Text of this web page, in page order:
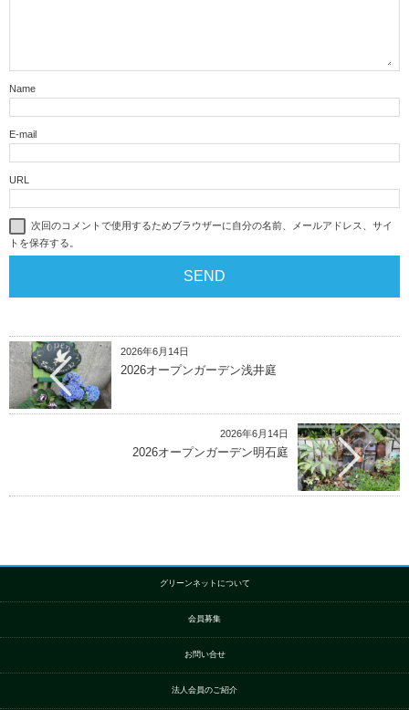
Name
E-mail
URL
次回のコメントで使用するためブラウザーに自分の名前、メールアドレス、サイ
トを保存する。
2026年6月14日
2026オープンガーデン浅井庭
2026年6月14日
2026オープンガーデン明石庭
グリーンネットについて
会員募集
お問い合せ
法人会員のご紹介